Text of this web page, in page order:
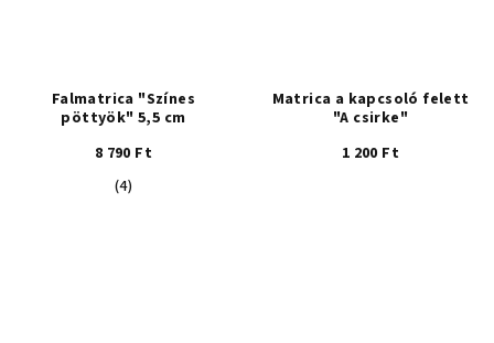
Falmatrica "Színes
pöttyök" 5,5 cm
8 790 Ft
A
(4)
Matrica a kapcsoló felett
"A csirke"
1 200 Ft